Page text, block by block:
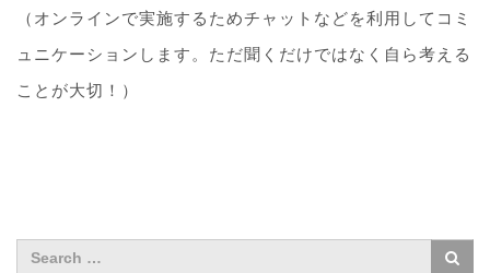
（オンラインで実施するためチャットなどを利用してコミ
ュニケーションします。ただ聞くだけではなく自ら考える
ことが大切！）